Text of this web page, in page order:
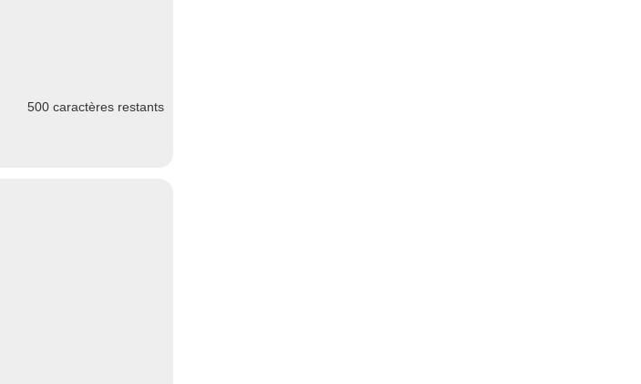
500 caractères restants